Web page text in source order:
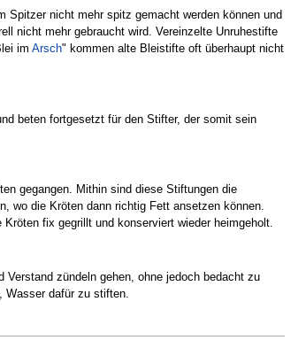
Spitzer nicht mehr spitz gemacht werden können und
nicht mehr gebraucht wird. Vereinzelte Unruhestifte
im Arsch" kommen alte Bleistifte oft überhaupt nicht
beten fortgesetzt für den Stifter, der somit sein
gegangen. Mithin sind diese Stiftungen die
wo die Kröten dann richtig Fett ansetzen können.
fix gegrillt und konserviert wieder heimgeholt.
Verstand zündeln gehen, ohne jedoch bedacht zu
Wasser dafür zu stiften.